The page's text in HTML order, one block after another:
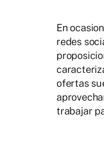
En
redes
ofertas
trabajar